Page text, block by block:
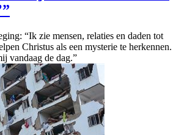
“Ik zie mensen, relaties en daden tot
Christus als een mysterie te herkennen.
vandaag de dag.”